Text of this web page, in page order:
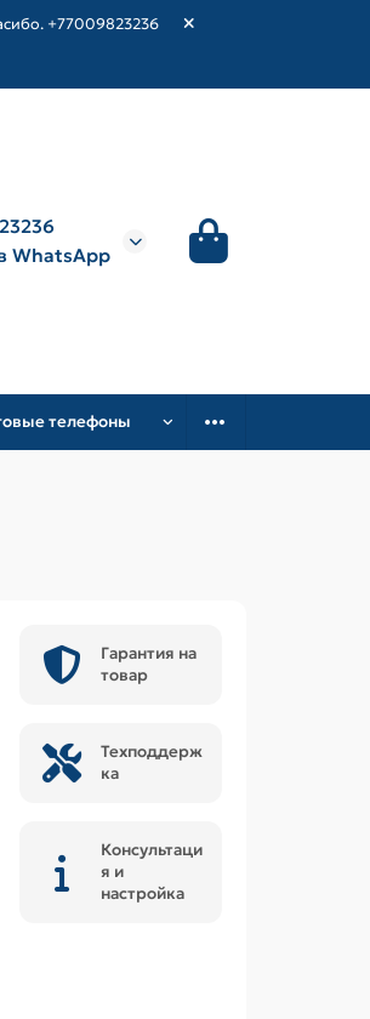
+77009823236
WhatsApp
телефоны
Гарантия на
товар
Техподдерж
ка
Консультаци
я и
настройка